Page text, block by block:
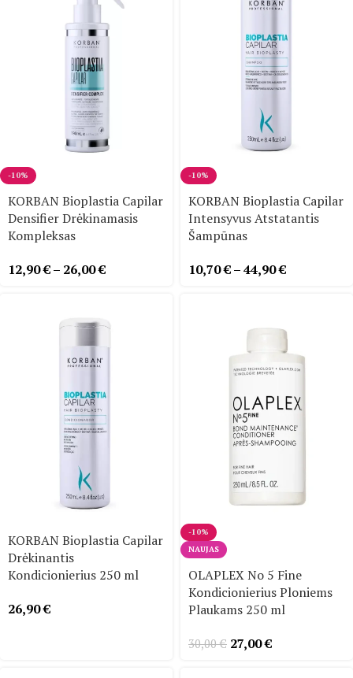
-10%
KORBAN Bioplastia Capilar
Densifier Drėkinamasis
Kompleksas
12,90€– 26,00€
-10%
KORBAN Bioplastia Capilar
Intensyvus Atstatantis
Šampūnas
10,70€–44,90€
KORBAN Bioplastia Capilar
Drėkinantis
Kondicionierius 250 ml
26,90€
-10%
NAUJAS
OLAPLEX No 5 Fine
Kondicionierius Ploniems
Plaukams 250 ml
30,00€ 27,00€